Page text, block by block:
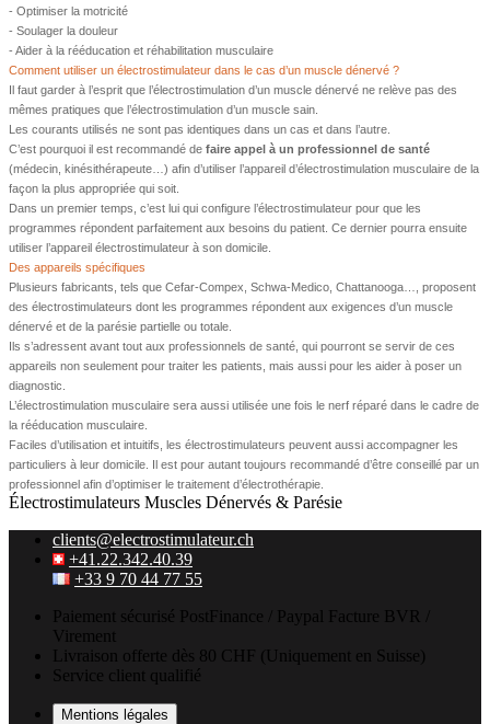
- Optimiser la motricité
- Soulager la douleur
- Aider à la rééducation et réhabilitation musculaire
Comment utiliser un électrostimulateur dans le cas d’un muscle dénervé ?
Il faut garder à l’esprit que l’électrostimulation d’un muscle dénervé ne relève pas des
mêmes pratiques que l’électrostimulation d’un muscle sain.
Les courants utilisés ne sont pas identiques dans un cas et dans l’autre.
C’est pourquoi il est recommandé de faire appel à un professionnel de santé
(médecin, kinésithérapeute…) afin d’utiliser l’appareil d’électrostimulation musculaire de la
façon la plus appropriée qui soit.
Dans un premier temps, c’est lui qui configure l’électrostimulateur pour que les
programmes répondent parfaitement aux besoins du patient. Ce dernier pourra ensuite
utiliser l’appareil électrostimulateur à son domicile.
Des appareils spécifiques
Plusieurs fabricants, tels que Cefar-Compex, Schwa-Medico, Chattanooga…, proposent
des électrostimulateurs dont les programmes répondent aux exigences d’un muscle
dénervé et de la parésie partielle ou totale.
Ils s’adressent avant tout aux professionnels de santé, qui pourront se servir de ces
appareils non seulement pour traiter les patients, mais aussi pour les aider à poser un
diagnostic.
L’électrostimulation musculaire sera aussi utilisée une fois le nerf réparé dans le cadre de
la rééducation musculaire.
Faciles d’utilisation et intuitifs, les électrostimulateurs peuvent aussi accompagner les
particuliers à leur domicile. Il est pour autant toujours recommandé d’être conseillé par un
professionnel afin d’optimiser le traitement d’électrothérapie.
Électrostimulateurs Muscles Dénervés & Parésie
clients@electrostimulateur.ch
+41.22.342.40.39
+33 9 70 44 77 55
Paiement sécurisé PostFinance / Paypal Facture BVR /
Virement
Livraison offerte dès 80 CHF (Uniquement en Suisse)
Service client qualifié
Mentions légales